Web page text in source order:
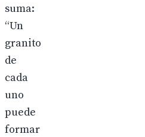
suma:
“Un
granito
de
cada
uno
puede
formar